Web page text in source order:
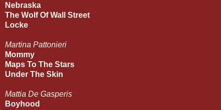
Nebraska
The Wolf Of Wall Street
Locke
Martina Pattonieri
Mommy
Maps To The Stars
Under The Skin
Mattia De Gasperis
Boyhood